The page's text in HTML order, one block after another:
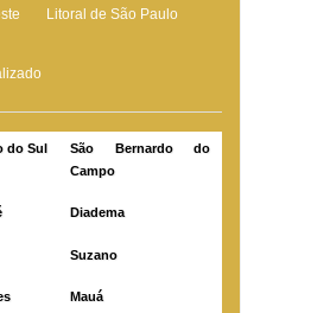
Litoral de São Paulo
do Sul
São Bernardo do
Campo
Diadema
Suzano
Mauá